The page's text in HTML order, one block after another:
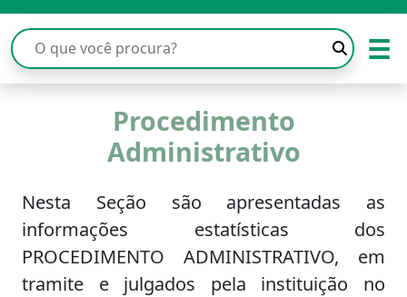
☰
Procedimento
Administrativo
Nesta Seção são apresentadas as
informações estatísticas dos
PROCEDIMENTO ADMINISTRATIVO, em
tramite e julgados pela instituição no